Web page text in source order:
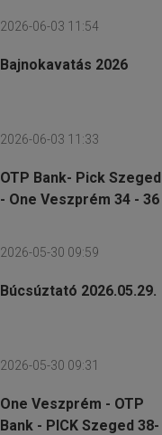
2026-06-03 11:54
Bajnokavatás 2026
2026-06-03 11:33
OTP Bank- Pick Szeged
- One Veszprém 34 - 36
2026-05-30 09:59
Búcsúztató 2026.05.29.
2026-05-30 09:31
One Veszprém - OTP
Bank - PICK Szeged 38-